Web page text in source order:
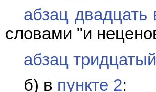
абзац двадцать
словами "и
абзац тридцатый
б) в пункте 2: